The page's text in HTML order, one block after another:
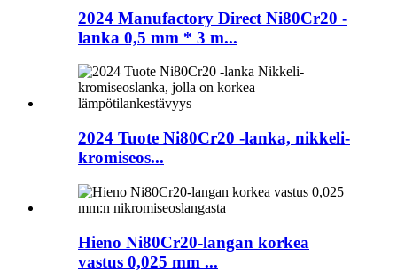
2024 Manufactory Direct Ni80Cr20 -
lanka 0,5 mm * 3 m...
2024 Tuote Ni80Cr20 -lanka, nikkeli-
kromiseos...
Hieno Ni80Cr20-langan korkea
vastus 0,025 mm ...